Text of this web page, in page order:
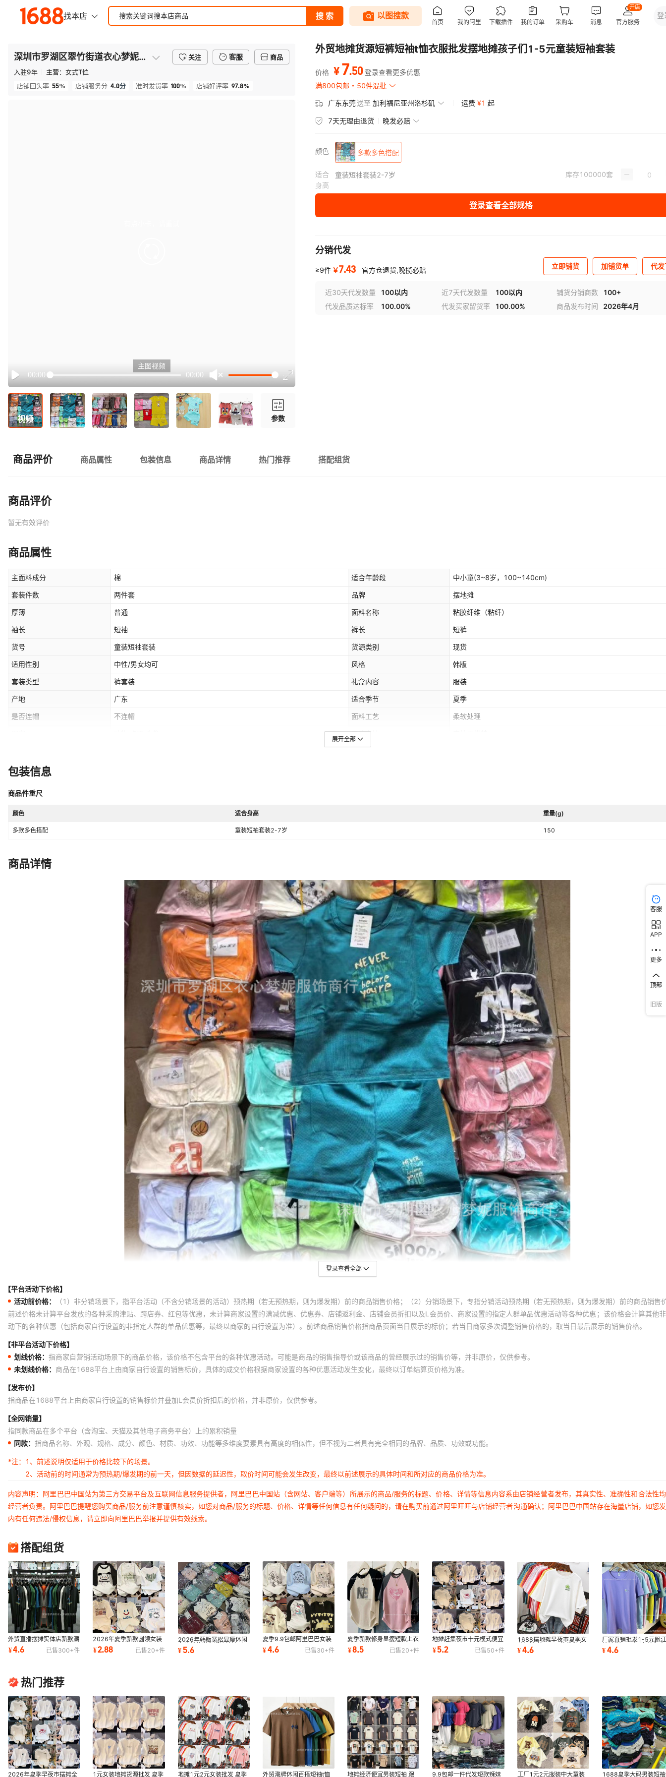
深圳市罗湖区翠竹街道衣心梦妮服装厂 关注 客服
商品
入驻9年 主营： 女式T恤
店铺回头率 55% 店铺服务分 4.0分 准时发货率 100% 店铺好评率 97.8%
Play
00:00 00:00
主图视频
视频 参数
外贸地摊货源短裤短袖t恤衣服批发摆地摊孩子们1-5元童装短袖套装
价格 ¥7.50 登录查看更多优惠
满800包邮
50件混批
广东东莞送至 加利福尼亚州洛杉矶 运费 ¥1 起
7天无理由退货 晚发必赔
颜色 多款多色搭配
适合
身高
童装短袖套装2-7岁 库存100000套
登录查看全部规格
分销代发
≥9件 ￥7.43 官方仓退货,晚揽必赔 立即铺货 加铺货单 代
近30天代发数量 100以内 近7天代发数量 100以内 铺货分销商数
100+
代发品质达标率
100.00% 代发买家留货率 100.00% 商品发布时间 2026年4月
商品评价 商品属性 包装信息 商品详情 热门推荐 搭配组货
商品评价
暂无有效评价
商品属性
主面料成分 棉 适合年龄段 中小童(3~8岁，100~140cm)
套装件数 两件套 品牌 摆地摊
厚薄 普通 面料名称 粘胶纤维（粘纤）
袖长 短袖 裤长 短裤
货号 童装短袖套装 货源类别 现货
适用性别 中性/男女均可 风格 韩版
套装类型 裤套装 礼盒内容 服装
产地 广东 适合季节 夏季
是否连帽 不连帽 面料工艺 柔软处理
图片实拍
元素
展开全部
包装信息
商品件重尺
颜色 适合身高 重量(g)
多款多色搭配 童装短袖套装2-7岁 150
商品详情
登录查看全部
【平台活动下价格】
活动前价格：
（1）非分销场景下，指平台活动（不含分销场景的活动）预热期（若无预热期，则为爆发期）前的商品销售价格；（2）分销场景下，专指分销活动预热期（若无预热期，则为爆发期）前的商品销售
前述价格未计算平台发放的各种采购津贴、跨店券、红包等优惠，未计算商家设置的满减优惠、优惠券、店铺返利金、店铺会员折扣以及L会员价、商家设置的指定人群单品优惠活动等各种优惠；该价格会计算其他
动下的各种优惠（包括商家自行设置的非指定人群的单品优惠等，最终以商家的自行设置为准）。前述商品销售价格指商品页面当日展示的标价；若当日商家多次调整销售价格的，取当日最后展示的销售价格。
【非平台活动下价格】
划线价格： 指商家自营销活动场景下的商品价格，该价格不包含平台的各种优惠活动。可能是商品的销售指导价或该商品的曾经展示过的销售价等，并非原价，仅供参考。
未划线价格： 商品在1688平台上由商家自行设置的销售标价，具体的成交价格根据商家设置的各种优惠活动发生变化，最终以订单结算页价格为准。
【发布价】
指商品在1688平台上由商家自行设置的销售标价并叠加L会员价折扣后的价格，并非原价，仅供参考。
【全网销量】
指同款商品在多个平台（含淘宝、天猫及其他电子商务平台）上的累积销量
同款： 指商品名称、外观、规格、成分、颜色、材质、功效、功能等多维度要素具有高度的相似性，但不视为二者具有完全相同的品牌、品质、功效或功能。
*注：
1、前述说明仅适用于价格比较下的场景。
2、活动前的时间通常为预热期/爆发期的前一天，但因数据的延迟性，取价时间可能会发生改变，最终以前述展示的具体时间和所对应的商品价格为准。
内容声明：阿里巴巴中国站为第三方交易平台及互联网信息服务提供者，阿里巴巴中国站（含网站、客户端等）所展示的商品/服务的标题、价格、详情等信息内容系由店铺经营者发布，其真实性、准确性和合法性
经营者负责。阿里巴巴提醒您购买商品/服务前注意谨慎核实，如您对商品/服务的标题、价格、详情等任何信息有任何疑问的，请在购买前通过阿里旺旺与店铺经营者沟通确认；阿里巴巴中国站存在海量店铺，如您
内有任何违法/侵权信息，请立即向阿里巴巴举报并提供有效线索。
搭配组货
外贸直播摆摊实体店新款潮
牌大码男装短袖T恤春夏季
10元服装批发
¥4.6 已售300+件
2026年夏季新款圆领女装
短袖1元2元服装宽松女t恤
9.9包邮一件代发
¥2.88 已售20+件
2026年韩版宽松显瘦休闲
套头新款学生潮流辣妹t上
衣批发10元货源
¥5.6
夏季9.9包邮阿里巴巴女装
批发网 清仓便宜服装2元短
袖T恤女上衣
¥4.6 已售30+件
夏季新款修身显瘦短款上衣
百搭潮流学生短袖T恤女阿
里巴巴批发网
¥8.5 已售20+件
地摊赶集夜市十元模式便宜
休闲女装货源 棉类夏季短
袖T恤女批发
¥5.2 已售50+件
1688摆地摊早夜市夏季女
装短袖t恤 9.9一件代发女
上衣批发网女式t
¥4.6
厂家直销批发1-5元跑
地摊货源男士t恤 外贸
男装宽松上衣
¥4.6
热门推荐
2026年夏季早夜市摆摊全
1元女装地摊货源批发 夏季
地摊1元2元女装批发 夏季
外贸潮牌休闲百搭短袖t恤
地摊经济便宜男装短袖 跑
9.9包邮一件代发短款辣妹
工厂1元2元服装中大童装
1688夏季大码男装短
客服
APP
更多
顶部
旧版